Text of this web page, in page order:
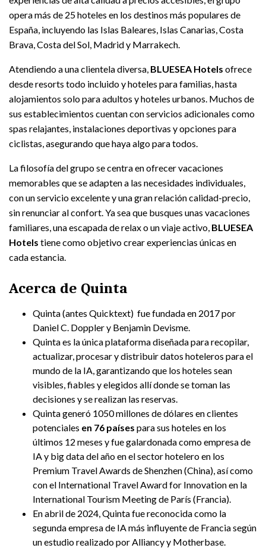
opera más de 25 hoteles en los destinos más populares de
España, incluyendo las Islas Baleares, Islas Canarias, Costa
Brava, Costa del Sol, Madrid y Marrakech.
Atendiendo a una clientela diversa, BLUESEA Hotels ofrece
desde resorts todo incluido y hoteles para familias, hasta
alojamientos solo para adultos y hoteles urbanos. Muchos de
sus establecimientos cuentan con servicios adicionales como
spas relajantes, instalaciones deportivas y opciones para
ciclistas, asegurando que haya algo para todos.
La filosofía del grupo se centra en ofrecer vacaciones
memorables que se adapten a las necesidades individuales,
con un servicio excelente y una gran relación calidad-precio,
sin renunciar al confort. Ya sea que busques unas vacaciones
familiares, una escapada de relax o un viaje activo, BLUESEA
Hotels tiene como objetivo crear experiencias únicas en
cada estancia.
Acerca de Quinta
Quinta (antes Quicktext) fue fundada en 2017 por
Daniel C. Doppler y Benjamin Devisme.
Quinta es la única plataforma diseñada para recopilar,
actualizar, procesar y distribuir datos hoteleros para el
mundo de la IA, garantizando que los hoteles sean
visibles, fiables y elegidos allí donde se toman las
decisiones y se realizan las reservas.
Quinta generó 1050 millones de dólares en clientes
potenciales en 76 países para sus hoteles en los
últimos 12 meses y fue galardonada como empresa de
IA y big data del año en el sector hotelero en los
Premium Travel Awards de Shenzhen (China), así como
con el International Travel Award for Innovation en la
International Tourism Meeting de París (Francia).
En abril de 2024, Quinta fue reconocida como la
segunda empresa de IA más influyente de Francia según
un estudio realizado por Alliancy y Motherbase.